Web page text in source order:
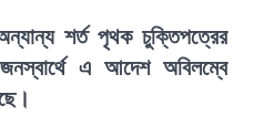
শর্ত পৃথক চুক্তিপত্রের
এ আদেশ অবিলম্বে